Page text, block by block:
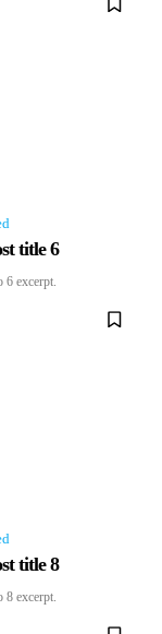
title 6
6 excerpt.
title 8
8 excerpt.